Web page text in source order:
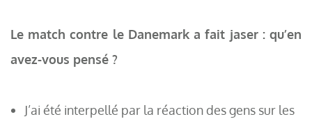
Le match contre le Danemark a fait jaser : qu’en
avez-vous pensé ?
J’ai été interpellé par la réaction des gens sur les